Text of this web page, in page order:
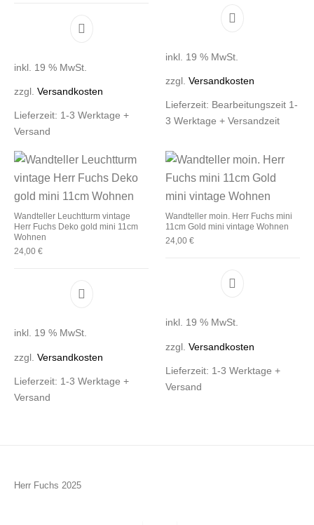
inkl. 19 % MwSt.
zzgl.Versandkosten
Lieferzeit: 1-3 Werktage +
Versand
inkl. 19 % MwSt.
zzgl. Versandkosten
Lieferzeit: Bearbeitungszeit 1-
3 Werktage + Versandzeit
Wandteller Leuchtturm vintage
Herr Fuchs Deko gold mini 11cm
Wohnen
24,00€
inkl. 19 % MwSt.
zzgl.Versandkosten
Lieferzeit: 1-3 Werktage +
Versand
Wandteller moin. Herr Fuchs mini
11cm Gold mini vintage Wohnen
24,00 €
inkl. 19 % MwSt.
zzgl. Versandkosten
Lieferzeit: 1-3 Werktage +
Versand
Herr Fuchs 2025